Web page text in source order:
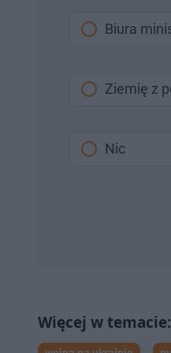
Biura
Ziemię z
Nic